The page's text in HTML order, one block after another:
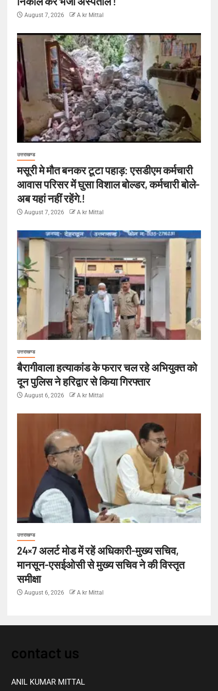
August 7, 2026 A kr Mittal
उत्तराखण्ड
मसूरी मे मौत बनकर टूटा पहाड़: एसडीएम कर्मचारी
आवास परिसर में घुसा विशाल बोल्डर, कर्मचारी बोले-
अब यहां नहीं रहेंगे.!
August 7, 2026 A kr Mittal
उत्तराखण्ड
बैरागीवाला हत्याकांड के फरार चल रहे अभियुक्त को
दून पुलिस ने हरिद्वार से किया गिरफ्तार
August 6, 2026 A kr Mittal
उत्तराखण्ड
24×7 अलर्ट मोड में रहें अधिकारी-मुख्य सचिव,
मानसून-एसईओसी से मुख्य सचिव ने की विस्तृत
समीक्षा
August 6, 2026 A kr Mittal
contact us
ANIL KUMAR MITTAL